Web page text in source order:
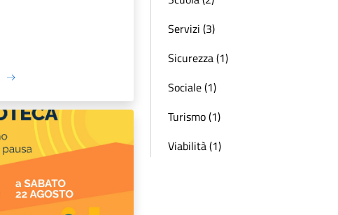
Servizi (3)
Sicurezza (1)
Sociale (1)
Turismo (1)
Viabilità (1)